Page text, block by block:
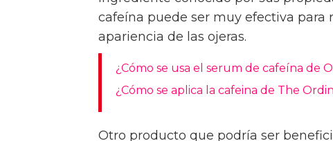
cafeína puede ser muy efectiva para
apariencia de las ojeras.
¿Cómo se usa el serum de cafeína de
¿Cómo se aplica la cafeina de The
Otro producto que podría ser